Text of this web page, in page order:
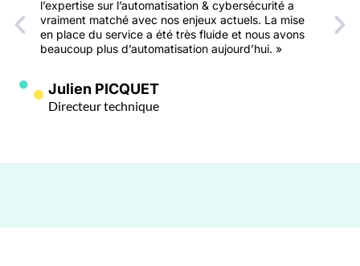
l’expertise sur l’automatisation & cybersécurité a
vraiment matché avec nos enjeux actuels. La mise
en place du service a été très fluide et nous avons
beaucoup plus d’automatisation aujourd’hui. »
Julien PICQUET
Directeur technique